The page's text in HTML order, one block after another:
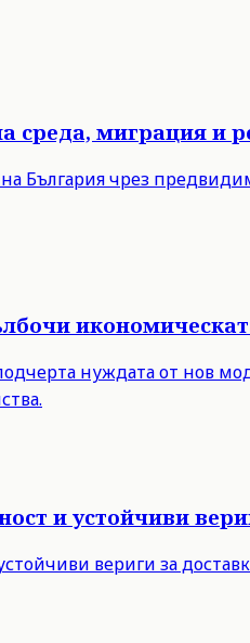
миграция и
България чрез
нуждата от нов
и устойчиви
вериги за